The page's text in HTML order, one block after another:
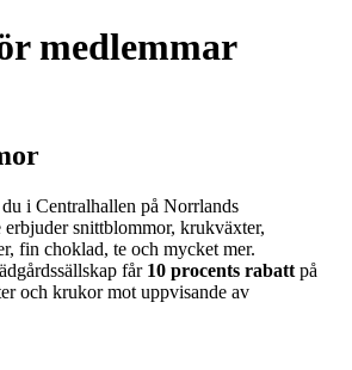
medlemmar
i Centralhallen på Norrlands
snittblommor, krukväxter,
fin choklad, te och mycket mer.
får 10 procents rabatt på
och krukor mot uppvisande av